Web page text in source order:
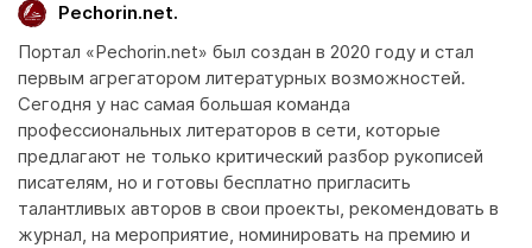
Pechorin.net.
Портал «Pechorin.net» был создан в 2020 году и стал
первым агрегатором литературных возможностей.
Сегодня у нас самая большая команда
профессиональных литераторов в сети, которые
предлагают не только критический разбор рукописей
писателям, но и готовы бесплатно пригласить
талантливых авторов в свои проекты, рекомендовать в
журнал, на мероприятие, номинировать на премию и